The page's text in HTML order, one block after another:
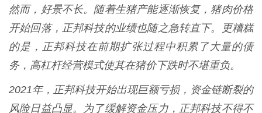
然而，好景不长。随着生猪产能逐渐恢复，猪肉价格
开始回落，正邦科技的业绩也随之急转直下。更糟糕
的是，正邦科技在前期扩张过程中积累了大量的债
务，高杠杆经营模式使其在猪价下跌时不堪重负。
2021年，正邦科技开始出现巨额亏损，资金链断裂的
风险日益凸显。为了缓解资金压力，正邦科技不得不